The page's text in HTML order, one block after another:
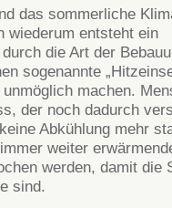
das sommerliche
wiederum entsteht ein
die Art der
sogenannte
machen.
der noch dadurch
Abkühlung mehr
weiter
werden, damit die
sind.